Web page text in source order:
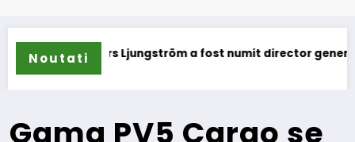
Noutati
Ljungström a fost numit director general (CFO) pentru
Gama PV5 Cargo se